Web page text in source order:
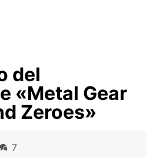
del
«Metal Gear
Zeroes»
7